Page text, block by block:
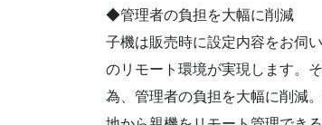
◆管理者の負担を大幅に削減
子機は販売時に設定内容をお伺
のリモート環境が実現します。
為、管理者の負担を大幅に削減